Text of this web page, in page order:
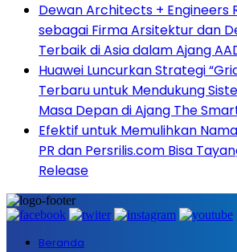
Dewan Architects + Engineers
sebagai Firma Arsitektur dan
Terbaik di Asia dalam Ajang
Huawei Luncurkan Strategi
Terbaru untuk Mendukung
Masa Depan di Ajang The
Efektif untuk Memulihkan
PR dan Persrilis.com Bisa
Release
Beranda